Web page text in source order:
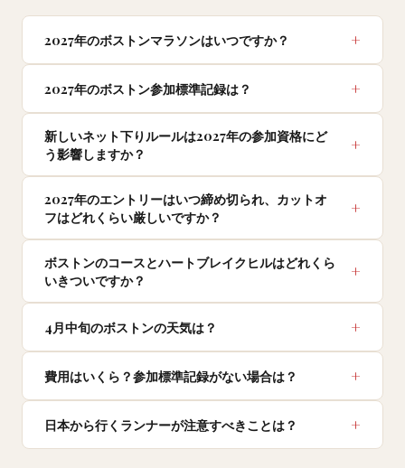
2027年のボストンマラソンはいつですか？
2027年のボストン参加標準記録は？
新しいネット下りルールは2027年の参加資格にど
う影響しますか？
2027年のエントリーはいつ締め切られ、カットオ
フはどれくらい厳しいですか？
ボストンのコースとハートブレイクヒルはどれくら
いきついですか？
4月中旬のボストンの天気は？
費用はいくら？参加標準記録がない場合は？
日本から行くランナーが注意すべきことは？